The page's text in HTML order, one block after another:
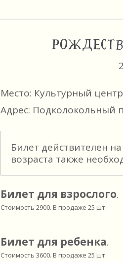
Место: Культурный
Адрес: Подколокольный
Билет действителен
возраста также
Билет для взрослого.
Стоимость 2900. В продаже 25 шт.
Билет для ребенка.
Стоимость 3600. В продаже 25 шт.